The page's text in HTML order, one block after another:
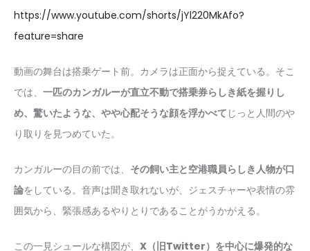
https://www.youtube.com/shorts/jYl220MkAfo?
feature=share
動画の舞台は搭乗ゲート前。カメラは正面から捉えている。そこ
では、 一匹のカンガルーが直立不動で搭乗券らしき紙を握りし
め、驚いたような、やや心配そうな顔を浮かべて じっと人間のや
り取りを見つめていた。
カンガルーの目の前では、 その飼い主と空港職員らしき人物が口
論をしている。音声は聞き取れないが、ジェスチャーや表情の雰
囲気から、緊張感あるやりとりであることがうかがえる。
この一見シュールな構図が、 X（旧Twitter）を中心に爆発的な